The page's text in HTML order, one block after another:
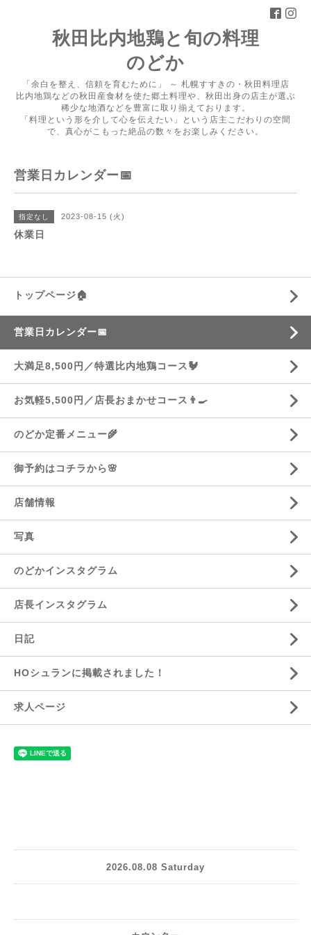
秋田比内地鶏と旬の料理
のどか
「余白を整え、信頼を育むために」 ～ 札幌すすきの・秋田料理店
比内地鶏などの秋田産食材を使た郷土料理や、秋田出身の店主が選ぶ
稀少な地酒などを豊富に取り揃えております。
「料理という形を介して心を伝えたい」という店主こだわりの空間
で、真心がこもった絶品の数々をお楽しみください。
営業日カレンダー📅
指定なし 2023-08-15 (火)
休業日
トップページ🏠
営業日カレンダー📅
大満足8,500円／特選比内地鶏コース🐓
お気軽5,500円／店長おまかせコース👨‍🍳
のどか定番メニュー🌾
御予約はコチラから🌸
店舗情報
写真
のどかインスタグラム
店長インスタグラム
日記
HOシュランに掲載されました！
求人ページ
2026.08.08 Saturday